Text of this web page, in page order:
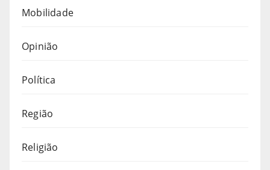
Mobilidade
Opinião
Política
Região
Religião